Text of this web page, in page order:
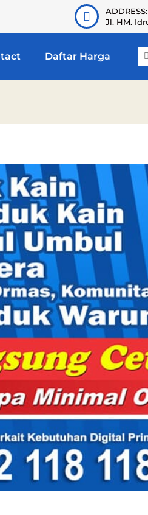
ADDRESS:
Jl. HM.
Daftar Harga